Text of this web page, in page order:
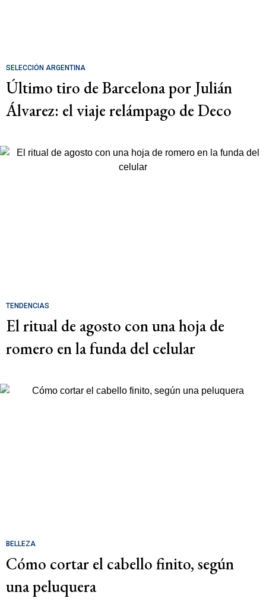
SELECCIÓN ARGENTINA
Último tiro de Barcelona por Julián
Álvarez: el viaje relámpago de Deco
TENDENCIAS
El ritual de agosto con una hoja de
romero en la funda del celular
BELLEZA
Cómo cortar el cabello finito, según
una peluquera